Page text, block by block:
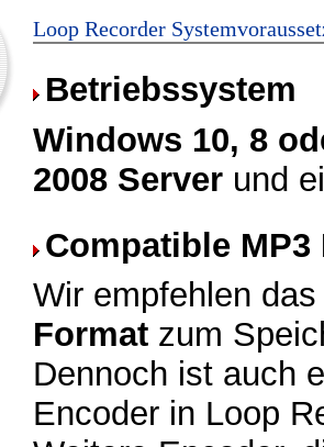
Loop Recorder
Betriebssystem
Windows 10, 8
2008 Server und
Compatible MP3
Wir empfehlen
Format zum
Dennoch ist auch
Encoder in Loop